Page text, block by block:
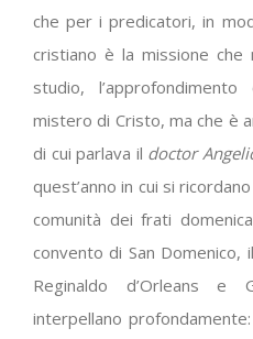
che per i predicatori, in
cristiano è la missione
studio,
mistero di Cristo, ma che è
di cui parlava il doctor
quest’anno in cui si
comunità dei frati
convento di San
Reginaldo d’Orleans e
interpellano